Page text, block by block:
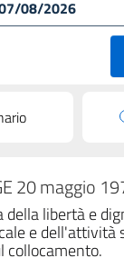
20 maggio
della libertà e
e dell'attività
collocamento.